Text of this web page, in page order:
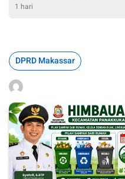
1 hari
DPRD Makassar